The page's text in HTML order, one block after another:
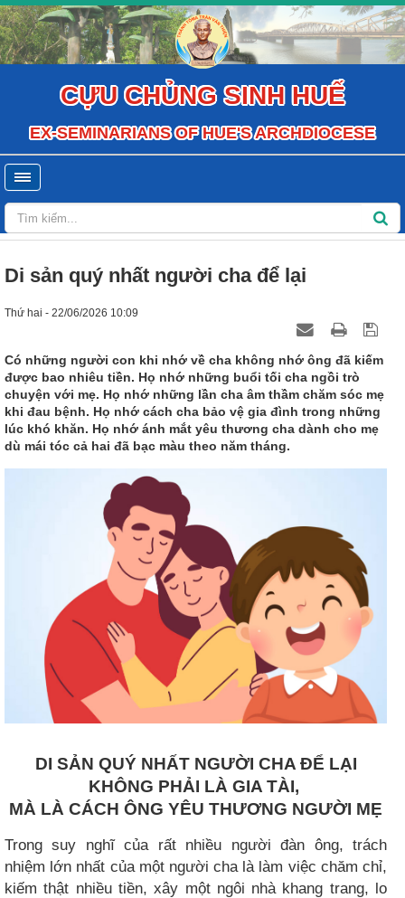
CỰU CHỦNG SINH HUẾ
EX-SEMINARIANS OF HUE'S ARCHDIOCESE
Di sản quý nhất người cha để lại
Thứ hai - 22/06/2026 10:09
Có những người con khi nhớ về cha không nhớ ông đã kiếm
được bao nhiêu tiền. Họ nhớ những buổi tối cha ngồi trò
chuyện với mẹ. Họ nhớ những lần cha âm thầm chăm sóc mẹ
khi đau bệnh. Họ nhớ cách cha bảo vệ gia đình trong những
lúc khó khăn. Họ nhớ ánh mắt yêu thương cha dành cho mẹ
dù mái tóc cả hai đã bạc màu theo năm tháng.
DI SẢN QUÝ NHẤT NGƯỜI CHA ĐỂ LẠI
KHÔNG PHẢI LÀ GIA TÀI,
MÀ LÀ CÁCH ÔNG YÊU THƯƠNG NGƯỜI MẸ
Trong suy nghĩ của rất nhiều người đàn ông, trách
nhiệm lớn nhất của một người cha là làm việc chăm chỉ,
kiếm thật nhiều tiền, xây một ngôi nhà khang trang, lo